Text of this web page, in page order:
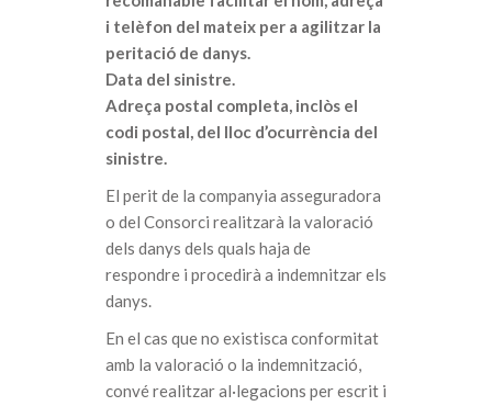
i telèfon del mateix per a agilitzar la
peritació de danys.
Data del sinistre.
Adreça postal completa, inclòs el
codi postal, del lloc d’ocurrència del
sinistre.
El perit de la companyia asseguradora
o del Consorci realitzarà la valoració
dels danys dels quals haja de
respondre i procedirà a indemnitzar els
danys.
En el cas que no existisca conformitat
amb la valoració o la indemnització,
convé realitzar al·legacions per escrit i